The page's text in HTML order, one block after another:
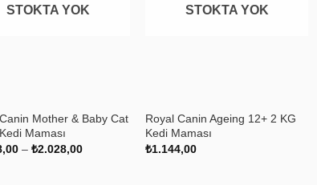
STOKTA YOK
Mother & Baby Cat
Maması
–₺2.028,00Fiyat
STOKTA YOK
Royal Canin Ageing 12+ 2 KG
Kedi Maması
₺1.144,00